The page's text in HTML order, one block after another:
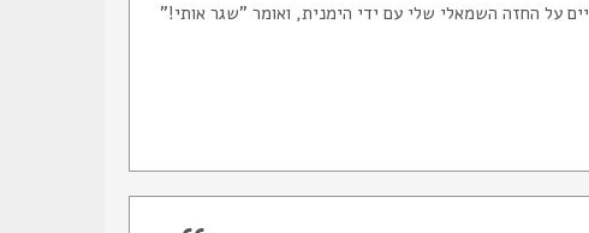
על החזה השמאלי שלי עם ידי הימנית, ואומר "שגר אותי!"